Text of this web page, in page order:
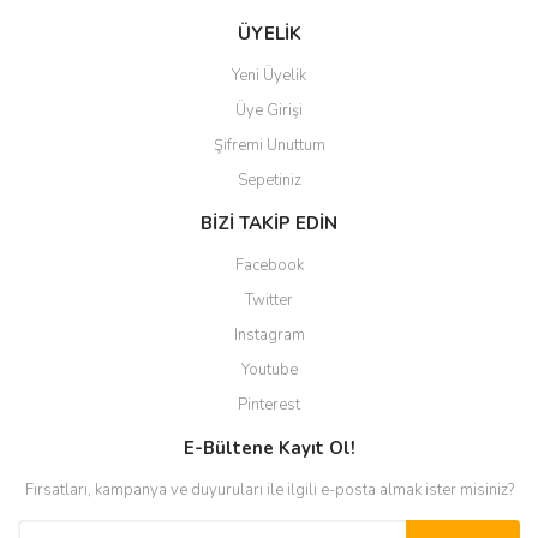
ÜYELİK
Yeni Üyelik
Üye Girişi
Şifremi Unuttum
Sepetiniz
BİZİ TAKİP EDİN
Facebook
Twitter
Instagram
Youtube
Pinterest
E-Bültene Kayıt Ol!
Fırsatları, kampanya ve duyuruları ile ilgili e-posta almak ister misiniz?